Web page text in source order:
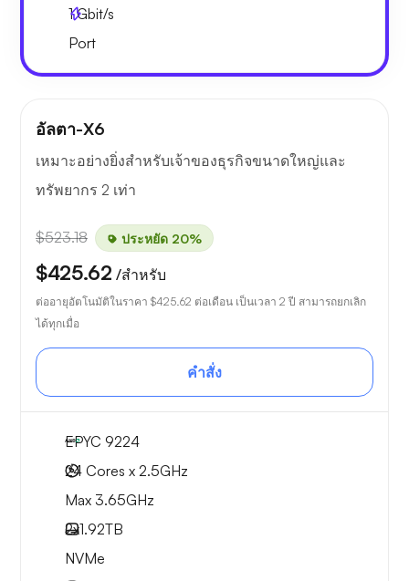
1Gbit/s
Port
อัลตา-X6
เหมาะอย่างยิ่งสำหรับเจ้าของธุรกิจขนาดใหญ่และ
ทรัพยากร 2 เท่า
$523.18 ประหยัด 20%
$425.62 /สำหรับ
ต่ออายุอัตโนมัติในราคา $425.62 ต่อเดือน เป็นเวลา 2 ปี สามารถยกเลิก
ได้ทุกเมื่อ
คำสั่ง
EPYC 9224
24 Cores x 2.5GHz
Max 3.65GHz
2x1.92TB
NVMe